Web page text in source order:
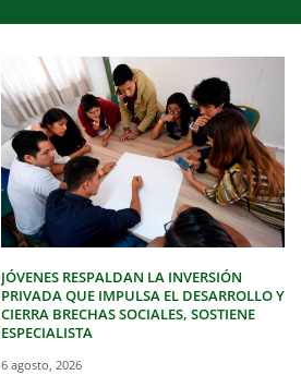
JÓVENES RESPALDAN LA INVERSIÓN
PRIVADA QUE IMPULSA EL DESARROLLO Y
CIERRA BRECHAS SOCIALES, SOSTIENE
ESPECIALISTA
6 agosto, 2026